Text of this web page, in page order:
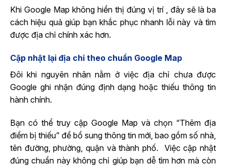
Khi Google Map không hiển thị đúng vị trí , đây sẽ là ba
cách hiệu quả giúp bạn khắc phục nhanh lỗi này và tìm
được địa chỉ chính xác hơn.
Cập nhật lại địa chỉ theo chuẩn Google Map
Đôi khi nguyên nhân nằm ở việc địa chỉ chưa được
Google ghi nhận đúng định dạng hoặc thiếu thông tin
hành chính.
Bạn có thể truy cập Google Map và chọn “Thêm địa
điểm bị thiếu” để bổ sung thông tin mới, bao gồm số nhà,
tên đường, phường, quận và thành phố. Việc cập nhật
đúng chuẩn này không chỉ giúp bạn dễ tìm hơn mà còn